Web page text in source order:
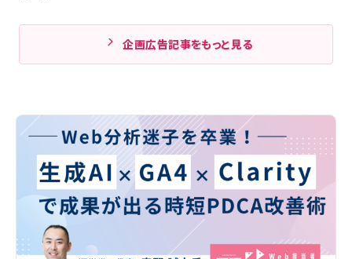
企画広告記事をもっと見る